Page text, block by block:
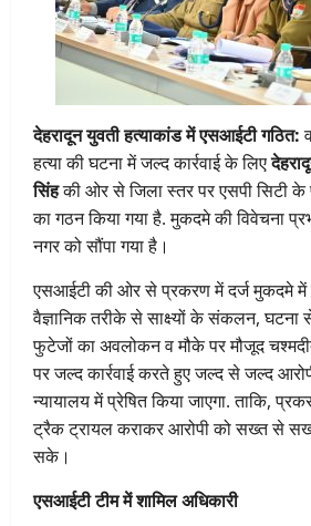
देहरादून युवती हत्याकांड में एसआईटी गठित:
हत्या की घटना में जल्द कार्रवाई के लिए
सिंहकी ओर से जिला स्तर पर एसपी सिटी के
का गठन किया गया है. मुकदमे की विवेचना
नगर को सौंपा गया है।
एसआईटी की ओर से प्रकरण में दर्ज मुकदमे में
वैज्ञानिक तरीके से साक्ष्यों के संकलन, घटना
फुटेजों का अवलोकन व मौके पर मौजूद
पर जल्द कार्रवाई करते हुए जल्द से जल्द
न्यायालय में प्रेषित किया जाएगा. ताकि,
ट्रैक ट्रायल कराकर आरोपी को सख्त से
सके।
एसआईटी टीम में शामिल अधिकारी